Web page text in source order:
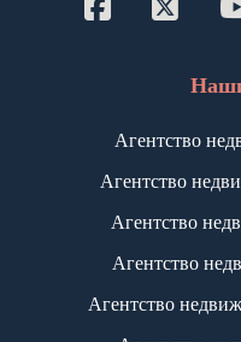
помещение.
Агентство
Агентство
Агентство
Агентство
Агентство